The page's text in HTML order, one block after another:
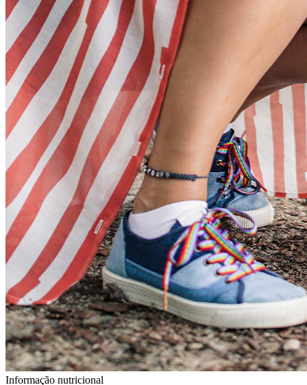
Informação nutricional